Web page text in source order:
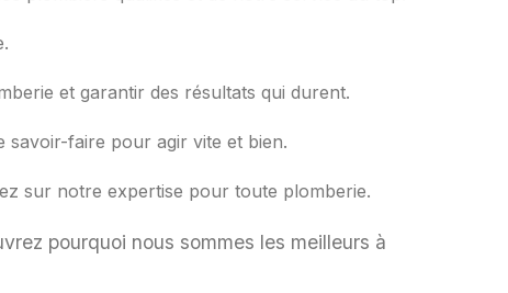
et garantir des résultats qui durent.
savoir-faire pour agir vite et bien.
sur notre expertise pour toute plomberie.
pourquoi nous sommes les meilleurs à